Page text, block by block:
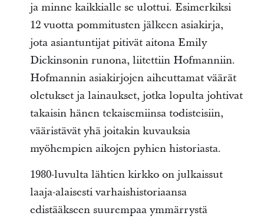
ja minne kaikkialle se ulottui. Esimerkiksi
12 vuotta pommitusten jälkeen asiakirja,
jota asiantuntijat pitivät aitona Emily
Dickinsonin runona, liitettiin Hofmanniin.
Hofmannin asiakirjojen aiheuttamat väärät
oletukset ja lainaukset, jotka lopulta johtivat
takaisin hänen tekaisemiinsa todisteisiin,
vääristävät yhä joitakin kuvauksia
myöhempien aikojen pyhien historiasta.
1980-luvulta lähtien kirkko on julkaissut
laaja-alaisesti varhaishistoriaansa
edistääkseen suurempaa ymmärrystä